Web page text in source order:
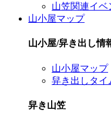
山笠関連イベ
山小屋マップ
山小屋/舁き出し情
山小屋マップ
舁き出しタイ
舁き山笠